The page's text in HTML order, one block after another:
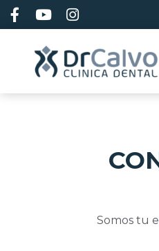
contenido
Somos tu